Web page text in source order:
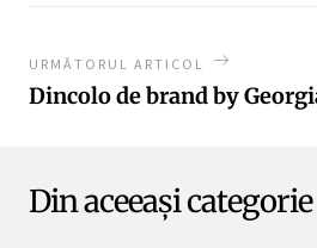
URMĂTORUL ARTICOL
Dincolo de brand by
Din aceeași categorie